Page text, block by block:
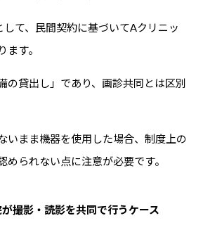
て、民間契約に基づいてAクリニッ
す。
の貸出し」であり、画診共同とは区別
いまま機器を使用した場合、制度上の
められない点に注意が必要です。
撮影・読影を共同で行うケース